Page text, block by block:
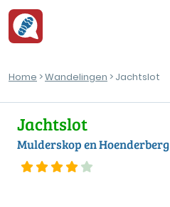
Home >Wandelingen > Jachtslot
Jachtslot
Mulderskop en Hoenderberg